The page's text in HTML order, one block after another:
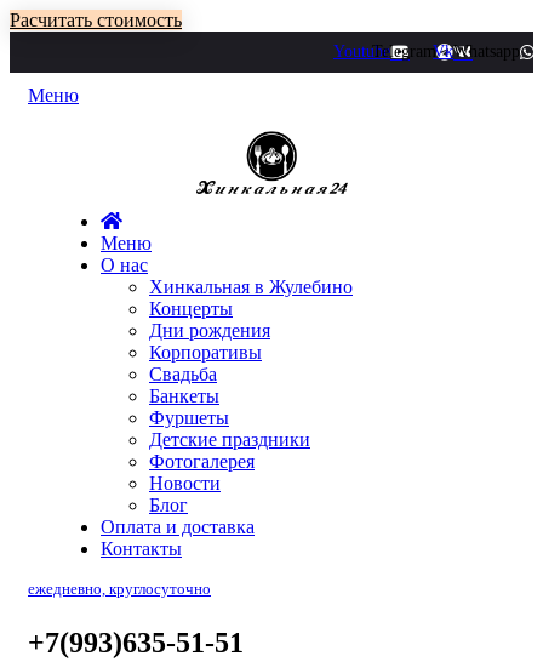
Расчитать стоимость
YoutubeTelegramVkWhatsapp
Меню
Меню
О нас
Хинкальная в Жулебино
Концерты
Дни рождения
Корпоративы
Свадьба
Банкеты
Фуршеты
Детские праздники
Фотогалерея
Новости
Блог
Оплата и доставка
Контакты
ежедневно, круглосуточно
+7(993)635-51-51